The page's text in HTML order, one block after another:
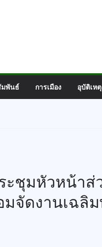
พันธ์ การเมือง อุบัติเหตุ
ะชุมหัวหน้าส่
จัดงานเฉลิม